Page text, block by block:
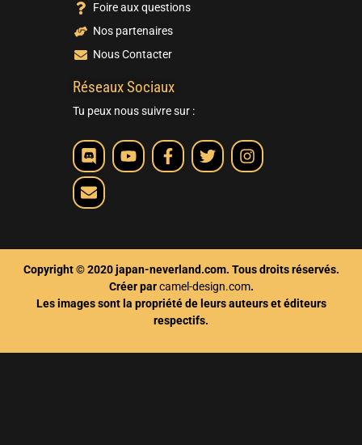
Foire aux questions
Nos partenaires
Nous Contacter
Réseaux Sociaux
Tu peux nous suivre sur :
Copyright © 2020 japan-neverland.com. Tous droits réservés.
Créer parcamel-design.com.
Les images sont la propriété de leurs auteurs et éditeurs
respectifs.